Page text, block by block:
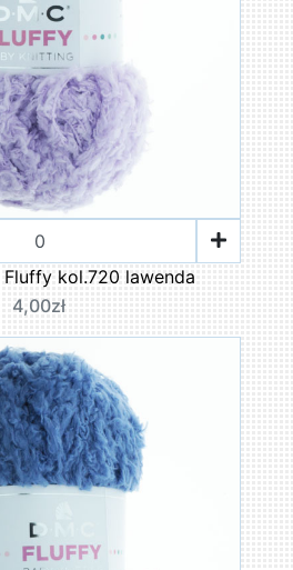
Fluffy kol.720 lawenda
4,00zł